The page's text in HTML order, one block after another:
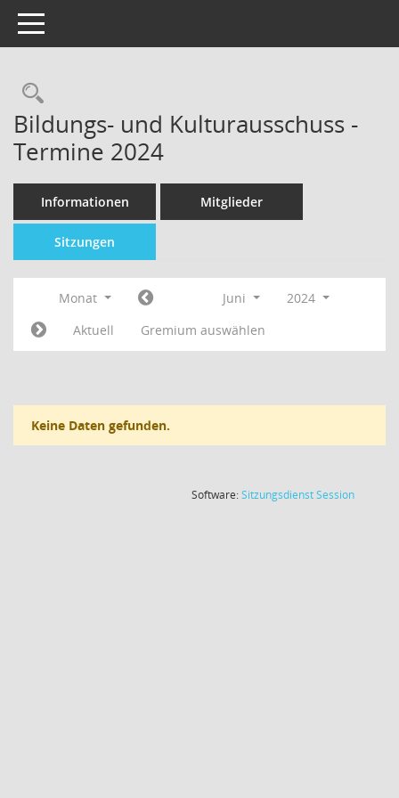
Toggle navigation
Bildungs- und Kulturausschuss -
Termine 2024
Informationen Mitglieder
Sitzungen
Monat Juni
2024
Aktuell
Gremium auswählen
Keine Daten gefunden.
Software:SitzungsdienstSession(Wird in